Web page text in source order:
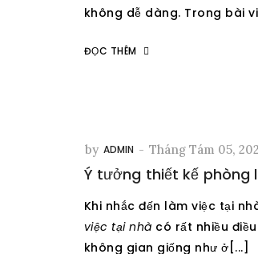
không dễ dàng. Trong bài
ĐỌC THÊM
by ADMIN - Tháng Tám 05,
Ý tưởng thiết kế phòng
Khi nhắc đến làm việc tại
việc tại nhà có rất nhiều
không gian giống như ở[...]